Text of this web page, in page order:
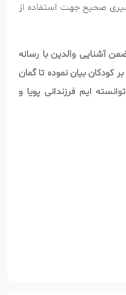
صحیح جهت استفاده از
آشنایی والدین با رسانه
کودکان بیان نموده تا گمان
ایم فرزندانی پویا و